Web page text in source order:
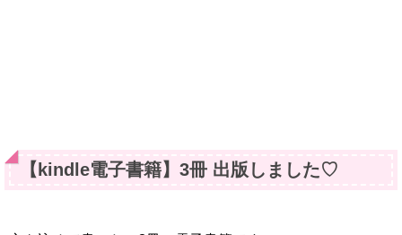
【kindle電子書籍】3冊 出版しました♡